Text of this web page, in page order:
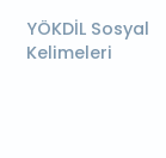
YÖKDİL Sosyal
Kelimeleri